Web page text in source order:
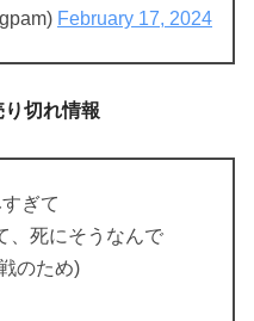
February 17, 2024
切れ情報
ぎて
、死にそうなんで
のため)